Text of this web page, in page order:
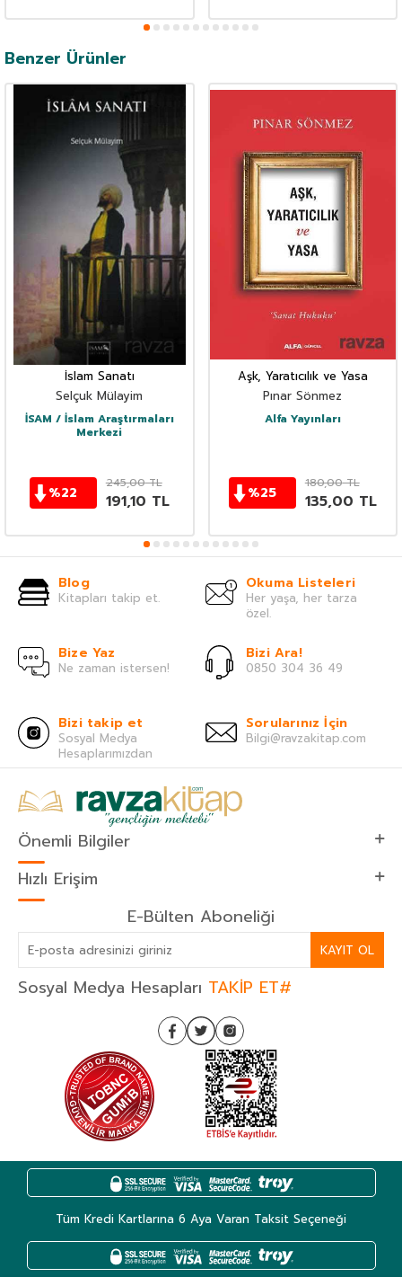
Benzer Ürünler
İslam Sanatı
Selçuk Mülayim
İSAM / İslam Araştırmaları
Merkezi
%22
245,00TL
191,10 TL
Aşk, Yaratıcılık ve Yasa
Pınar Sönmez
Alfa Yayınları
%25
180,00TL
135,00 TL
Blog
Kitapları takip et.
Okuma Listeleri
Her yaşa, her tarza
özel.
Bize Yaz
Ne zaman istersen!
Bizi Ara!
0850 304 36 49
Bizi takip et
Sosyal Medya
Hesaplarımızdan
Sorularınız İçin
Bilgi@ravzakitap.com
Önemli Bilgiler
Hızlı Erişim
E-Bülten Aboneliği
KAYIT OL
Sosyal Medya Hesapları TAKİP ET#
Tüm Kredi Kartlarına 6 Aya Varan Taksit Seçeneği